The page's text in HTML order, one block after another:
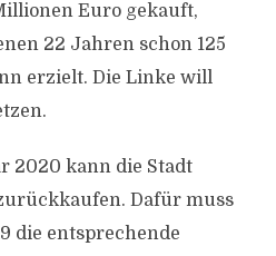
Euro gekauft,
22 Jahren schon 125
erzielt. Die Linke will
2020 kann die Stadt
Dafür muss
die entsprechende